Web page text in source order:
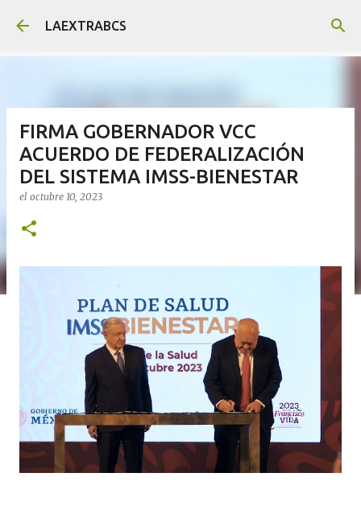
Ir al contenido principal
LAEXTRABCS
FIRMA GOBERNADOR VCC
ACUERDO DE FEDERALIZACIÓN
DEL SISTEMA IMSS-BIENESTAR
el octubre 10, 2023